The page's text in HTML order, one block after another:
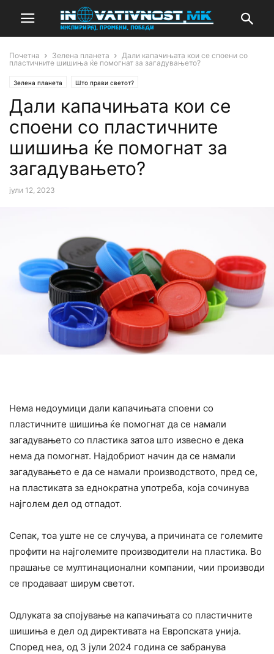
Почетна Зелена планета
Дали капачињата кои се споени со
пластичните шишиња ќе помогнат за загадувањето?
Зелена планета Што прави светот?
Дали капачињата кои се
споени со пластичните
шишиња ќе помогнат за
загадувањето?
јули 12, 2023
Нема недоумици дали капачињата споени со
пластичните шишиња ќе помогнат да се намали
загадувањето со пластика затоа што извесно е дека
нема да помогнат. Најдобриот начин да се намали
загадувањето е да се намали производството, пред се,
на пластиката за еднократна употреба, која сочинува
најголем дел од отпадот.
Сепак, тоа уште не се случува, а причината се големите
профити на најголемите производители на пластика. Во
прашање се мултинационални компании, чии производи
се продаваат ширум светот.
Одлуката за спојување на капачињата со пластичните
шишиња е дел од директивата на Европската унија.
Според неа, од 3 јули 2024 година се забранува